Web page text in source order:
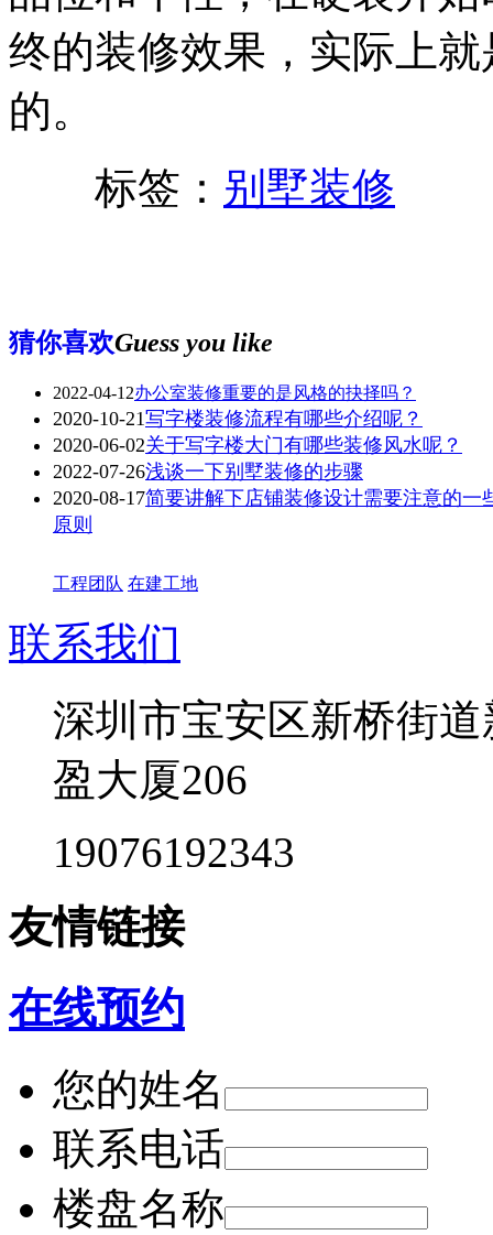
终的装修效果，实际上
的。
标签： 别墅装修
猜你喜欢Guess you like
2022-04-12办公室装修重要的是风格的抉择吗？
2020-10-21写字楼装修流程有哪些介绍呢？
2020-06-02关于写字楼大门有哪些装修风水呢？
2022-07-26浅谈一下别墅装修的步骤
2020-08-17简要讲解下店铺装修设计需要注意的一
原则
工程团队 在建工地
联系我们
深圳市宝安区新桥街
盈大厦206
19076192343
友情链接
在线预约
您的姓名
联系电话
楼盘名称